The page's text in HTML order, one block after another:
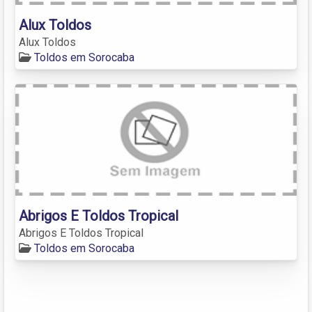
Alux Toldos
Alux Toldos
Toldos em Sorocaba
Abrigos E Toldos Tropical
Abrigos E Toldos Tropical
Toldos em Sorocaba